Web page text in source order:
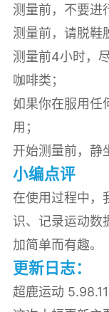
测量前，不要进
测量前，请脱鞋
测量前4小时，
咖啡类；
如果你在服用任
用；
开始测量前，静
小编点评
在使用过程中，
识、记录运动数
加简单而有趣。
更新日志：
超鹿运动